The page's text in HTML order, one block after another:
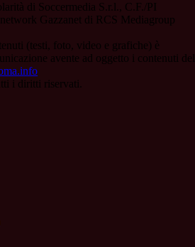
di Soccermedia S.r.l., C.F./PI
Gazzanet di RCS Mediagroup
(testi, foto, video e grafiche) è
avente ad oggetto i contenuti del
i diritti riservati.